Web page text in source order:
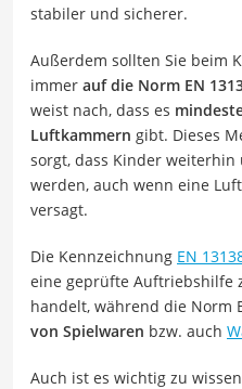
stabiler und sicherer.
Außerdem sollten Sie beim
immer auf die Norm EN
weist nach, dass es
Luftkammern gibt. Dieses
sorgt, dass Kinder weiterhin
werden, auch wenn eine
versagt.
Die Kennzeichnung EN
eine geprüfte Auftriebshilfe
handelt, während die Norm
von Spielwaren bzw. auch
Auch ist es wichtig zu